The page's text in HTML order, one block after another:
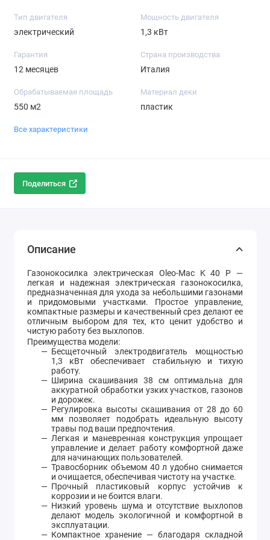
Тип двигателя
электрический
Мощность двигателя
1,3 кВт
Гарантия
12 месяцев
Страна производства
Италия
Обрабатываемая площадь
550 м2
Материал деки
пластик
Все характеристики
Поделиться
Описание
Газонокосилка электрическая Oleo-Mac K 40 P —
легкая и надежная электрическая газонокосилка,
предназначенная для ухода за небольшими газонами
и придомовыми участками. Простое управление,
компактные размеры и качественный срез делают ее
отличным выбором для тех, кто ценит удобство и
чистую работу без выхлопов.
Преимущества модели:
Бесщеточный электродвигатель мощностью
1,3 кВт обеспечивает стабильную и тихую
работу.
Ширина скашивания 38 см оптимальна для
аккуратной обработки узких участков, газонов
и дорожек.
Регулировка высоты скашивания от 28 до 60
мм позволяет подобрать идеальную высоту
травы под ваши предпочтения.
Легкая и маневренная конструкция упрощает
управление и делает работу комфортной даже
для начинающих пользователей.
Травосборник объемом 40 л удобно снимается
и очищается, обеспечивая чистоту на участке.
Прочный пластиковый корпус устойчив к
коррозии и не боится влаги.
Низкий уровень шума и отсутствие выхлопов
делают модель экологичной и комфортной в
эксплуатации.
Компактное хранение — благодаря складной